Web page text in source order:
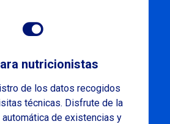
nutricionistas
de los datos recogidos
técnicas. Disfrute de la
de existencias y